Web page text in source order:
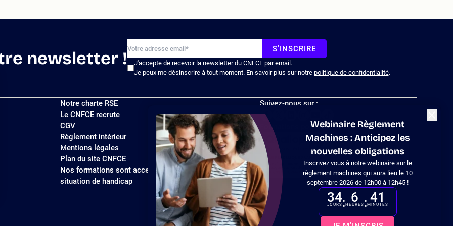
de confidentialité, en garantissant la conformité avec les réglementations. Personnalisez vos préférences pour contrôler la manière
newsletter ! S'INSCRIRE
J'accepte de recevoir la newsletter du CNFCE par email.
Je peux me désinscrire à tout moment. En savoir plus sur notre politique de confidentialité.
Notre charte RSE
Le CNFCE recrute
CGV
Règlement intérieur
Mentions légales
Plan du site CNFCE
Nos formations sont accessibles aux personnes en
situation de handicap
Suivez-nous sur :
Formations pour les entreprises
Webinaire Règlement
Machines : Anticipez les
nouvelles obligations
Inscrivez vous à notre webinaire sur le
règlement machines qui aura lieu le 10
septembre 2026 de 12h00 à 12h45 !
34
JOURS: 6
HEURES : 41
MINUTES